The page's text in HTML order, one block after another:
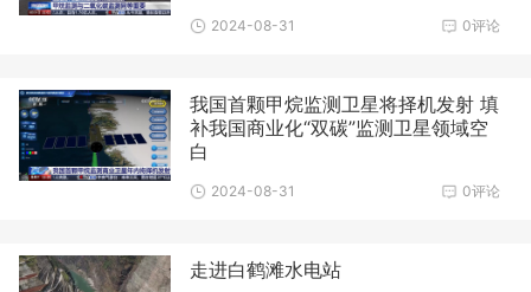
0评论
2024-08-31
我国首颗甲烷监测卫星将择机发射 填
补我国商业化“双碳”监测卫星领域空
白
0评论
2024-08-31
走进白鹤滩水电站